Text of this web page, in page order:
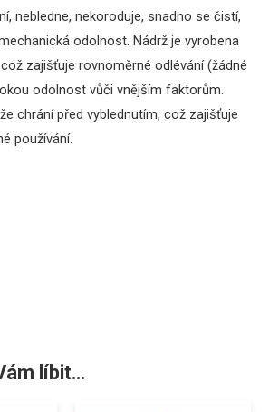
nebledne, nekoroduje, snadno se čistí,
odolnost. Nádrž je vyrobena
zajišťuje rovnoměrné odlévání (žádné
odolnost vůči vnějším faktorům.
chrání před vyblednutím, což zajišťuje
používání.
líbit…